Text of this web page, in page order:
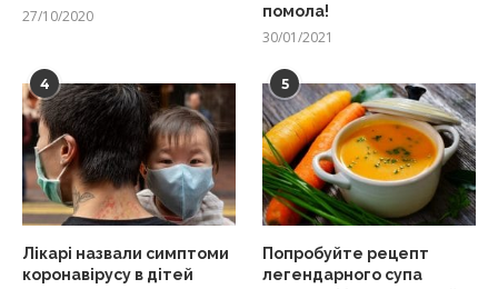
27/10/2020
помола!
30/01/2021
4
Лікарі назвали симптоми
коронавірусу в дітей
5
Попробуйте рецепт
легендарного супа